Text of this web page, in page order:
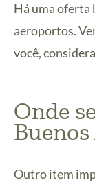
Há uma oferta
aeroportos.
você,
Onde
Outro item